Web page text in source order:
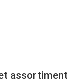
assortiment